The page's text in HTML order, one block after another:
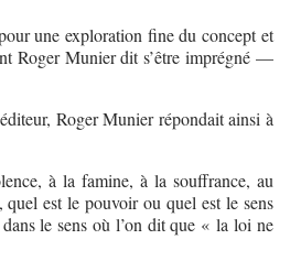
une exploration fine du concept et
Roger Munier dit s’être imprégné —
Roger Munier répondait ainsi à
à la famine, à la souffrance, au
est le pouvoir ou quel est le sens
le sens où l’on dit que « la loi ne